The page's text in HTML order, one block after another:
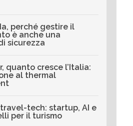
perché gestire il
è anche una
sicurezza
quanto cresce l’Italia:
al thermal
tech: startup, AI e
per il turismo